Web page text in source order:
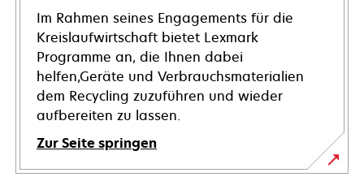
Im Rahmen seines Engagements für die
Kreislaufwirtschaft bietet Lexmark
Programme an, die Ihnen dabei
helfen,Geräte und Verbrauchsmaterialien
dem Recycling zuzuführen und wieder
aufbereiten zu lassen.
Zur Seite springen